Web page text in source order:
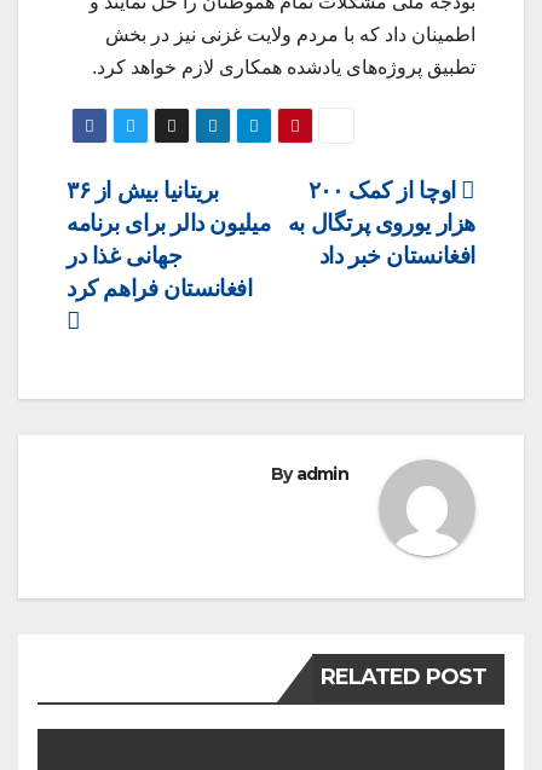
اطمینان داد که با مردم ولایت غزنی نیز در بخش
تطبیق پروژه‌های یادشده همکاری لازم خواهد کرد.
Post
navigation
بریتانیا بیش از ۳۶
میلیون دالر برای برنامه
جهانی غذا در
افغانستان فراهم کرد
اوچا از کمک ۲۰۰
هزار یوروی پرتگال به
افغانستان خبر داد
Byadmin
RELATED POST